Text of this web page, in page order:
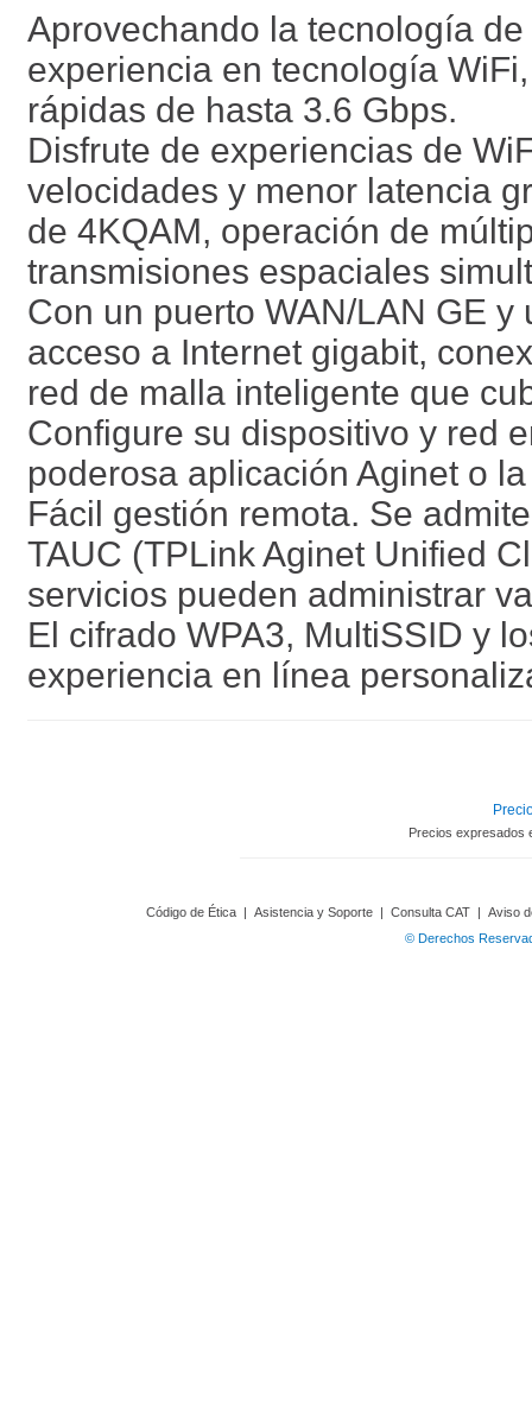
Aprovechando la tecnología
experiencia en tecnología
rápidas de hasta 3.6 Gbps.
Disfrute de experiencias de
velocidades y menor latencia
de 4KQAM, operación de
transmisiones espaciales
Con un puerto WAN/LAN GE
acceso a Internet gigabit,
red de malla inteligente que
Configure su dispositivo y red
poderosa aplicación Aginet o
Fácil gestión remota. Se
TAUC (TPLink Aginet Unified
servicios pueden administrar
El cifrado WPA3, MultiSSID y
experiencia en línea
Precios expresados
Código de Ética | Asistencia y Soporte | Consulta CAT | Aviso
© Derechos